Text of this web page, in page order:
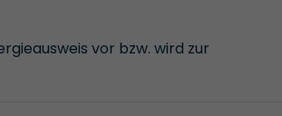
vor bzw. wird zur